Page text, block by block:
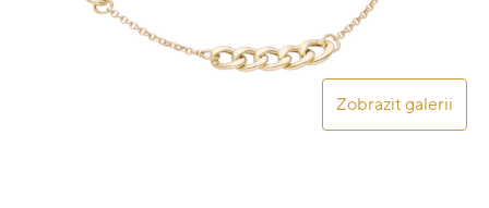
Zobrazit galerii